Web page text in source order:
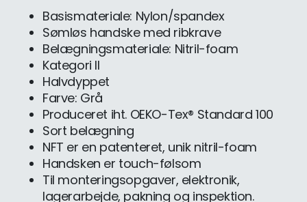
Basismateriale: Nylon/spandex
Sømløs handske med ribkrave
Belægningsmateriale: Nitril-foam
Kategori II
Halvdyppet
Farve: Grå
Produceret iht. OEKO-Tex® Standard 100
Sort belægning
NFT er en patenteret, unik nitril-foam
Handsken er touch-følsom
Til monteringsopgaver, elektronik,
lagerarbejde, pakning og inspektion.